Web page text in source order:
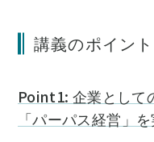
講義のポイント
Point1: 企業として
「パーパス経営」